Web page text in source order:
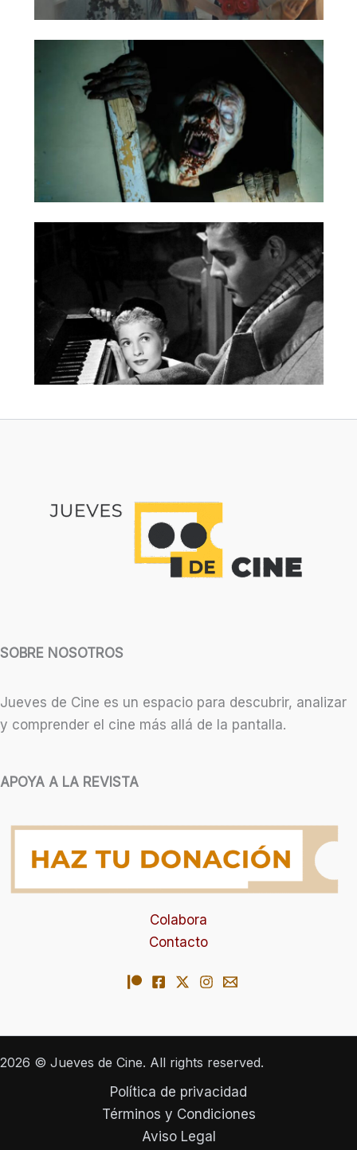
SOBRE NOSOTROS
Jueves de Cine es un espacio para descubrir, analizar
y comprender el cine más allá de la pantalla.
APOYA A LA REVISTA
Colabora
Contacto
2026 © Jueves de Cine. All rights reserved.
Política de privacidad
Términos y Condiciones
Aviso Legal